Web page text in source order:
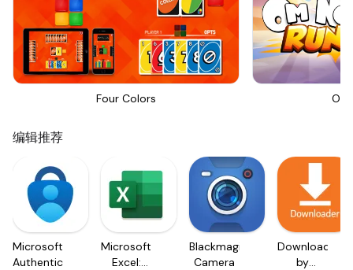
Four Colors Om
编辑推荐
Microsoft
Authenticator
Microsoft
Excel:
Blackmagic
Camera
Downloader
by